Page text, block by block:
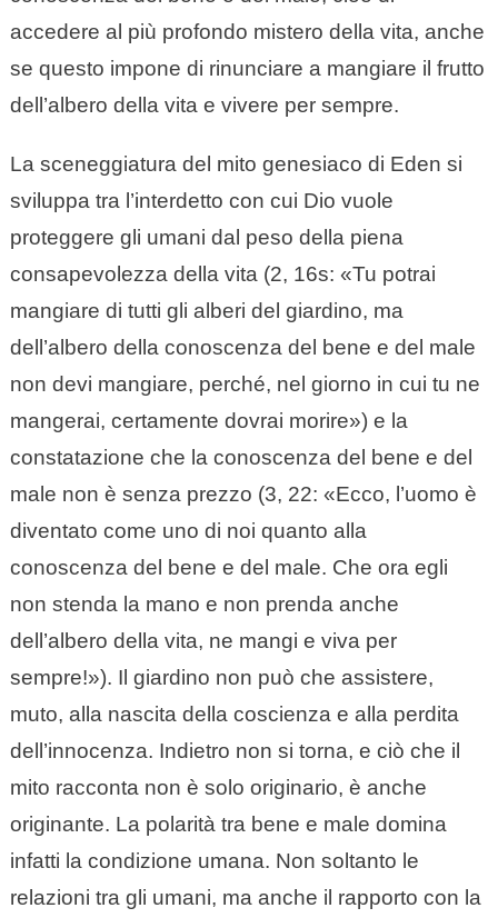
accedere al più profondo mistero della vita, anche
se questo impone di rinunciare a mangiare il frutto
dell’albero della vita e vivere per sempre.
La sceneggiatura del mito genesiaco di Eden si
sviluppa tra l’interdetto con cui Dio vuole
proteggere gli umani dal peso della piena
consapevolezza della vita (2, 16s: «Tu potrai
mangiare di tutti gli alberi del giardino, ma
dell’albero della conoscenza del bene e del male
non devi mangiare, perché, nel giorno in cui tu ne
mangerai, certamente dovrai morire») e la
constatazione che la conoscenza del bene e del
male non è senza prezzo (3, 22: «Ecco, l’uomo è
diventato come uno di noi quanto alla
conoscenza del bene e del male. Che ora egli
non stenda la mano e non prenda anche
dell’albero della vita, ne mangi e viva per
sempre!»). Il giardino non può che assistere,
muto, alla nascita della coscienza e alla perdita
dell’innocenza. Indietro non si torna, e ciò che il
mito racconta non è solo originario, è anche
originante. La polarità tra bene e male domina
infatti la condizione umana. Non soltanto le
relazioni tra gli umani, ma anche il rapporto con la